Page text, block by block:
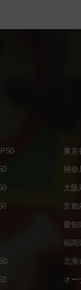
東京
神奈
大阪
京都
愛知
福岡
北海
オー